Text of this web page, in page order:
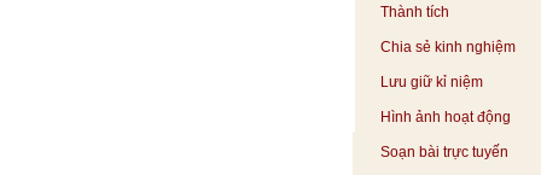
Thành tích
Chia sẻ kinh nghiệm
Lưu giữ kỉ niệm
Hình ảnh hoạt động
Soạn bài trực tuyến